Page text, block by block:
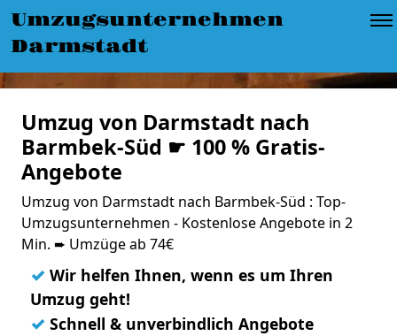
Umzugsunternehmen
Darmstadt
Umzug von Darmstadt nach
Barmbek-Süd ☛ 100 % Gratis-
Angebote
Umzug von Darmstadt nach Barmbek-Süd : Top-
Umzugsunternehmen - Kostenlose Angebote in 2
Min. ➨ Umzüge ab 74€
✓ Wir helfen Ihnen, wenn es um Ihren
Umzug geht!
✓ Schnell & unverbindlich Angebote